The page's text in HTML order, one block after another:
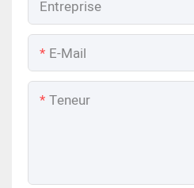
Entreprise
E-Mail
Teneur